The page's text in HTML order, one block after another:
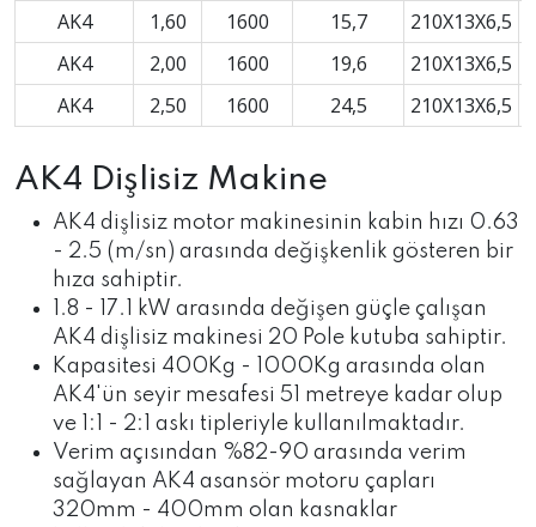
AK4 1,60 1600 15,7
210X13X6,5
AK4
2,00 1600 19,6
210X13X6,5
AK4
2,50 1600 24,5 210X13X6,5
AK4 Dişlisiz Makine
AK4 dişlisiz motor makinesinin kabin hızı 0.63
- 2.5 (m/sn) arasında değişkenlik gösteren bir
hıza sahiptir.
1.8 - 17.1 kW arasında değişen güçle çalışan
AK4 dişlisiz makinesi 20 Pole kutuba sahiptir.
Kapasitesi 400Kg - 1000Kg arasında olan
AK4'ün seyir mesafesi 51 metreye kadar olup
ve 1:1 - 2:1 askı tipleriyle kullanılmaktadır.
Verim açısından %82-90 arasında verim
sağlayan AK4 asansör motoru çapları
320mm - 400mm olan kasnaklar